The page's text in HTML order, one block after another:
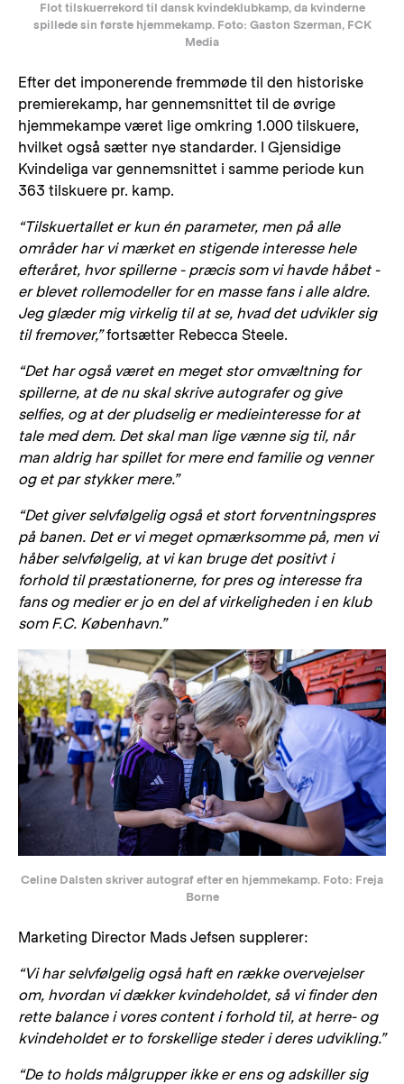
Flot tilskuerrekord til dansk kvindeklubkamp, da kvinderne
spillede sin første hjemmekamp. Foto: Gaston Szerman, FCK
Media
Efter det imponerende fremmøde til den historiske
premierekamp, har gennemsnittet til de øvrige
hjemmekampe været lige omkring 1.000 tilskuere,
hvilket også sætter nye standarder. I Gjensidige
Kvindeliga var gennemsnittet i samme periode kun
363 tilskuere pr. kamp.
“Tilskuertallet er kun én parameter, men på alle
områder har vi mærket en stigende interesse hele
efteråret, hvor spillerne - præcis som vi havde håbet -
er blevet rollemodeller for en masse fans i alle aldre.
Jeg glæder mig virkelig til at se, hvad det udvikler sig
til fremover,”fortsætter Rebecca Steele.
“Det har også været en meget stor omvæltning for
spillerne, at de nu skal skrive autografer og give
selfies, og at der pludselig er medieinteresse for at
tale med dem. Det skal man lige vænne sig til, når
man aldrig har spillet for mere end familie og venner
og et par stykker mere.”
“Det giver selvfølgelig også et stort forventningspres
på banen. Det er vi meget opmærksomme på, men vi
håber selvfølgelig, at vi kan bruge det positivt i
forhold til præstationerne, for pres og interesse fra
fans og medier er jo en del af virkeligheden i en klub
som F.C. København.”
Celine Dalsten skriver autograf efter en hjemmekamp. Foto: Freja
Borne
Marketing Director Mads Jefsen supplerer:
“Vi har selvfølgelig også haft en række overvejelser
om, hvordan vi dækker kvindeholdet, så vi finder den
rette balance i vores content i forhold til, at herre- og
kvindeholdet er to forskellige steder i deres udvikling.”
“De to holds målgrupper ikke er ens og adskiller sig